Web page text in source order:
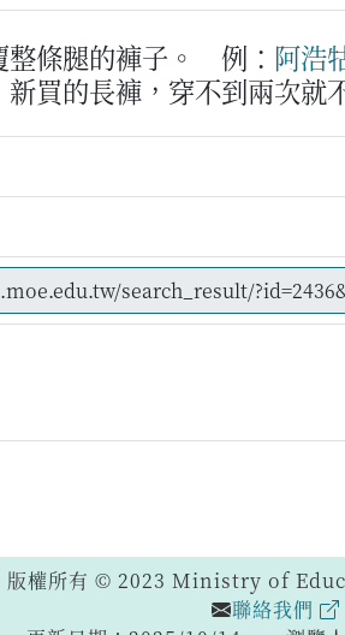
條腿的褲子。 例： 阿浩
新買的長褲，穿不到兩次就
版權所有 © 2023 Ministry of
聯絡我們